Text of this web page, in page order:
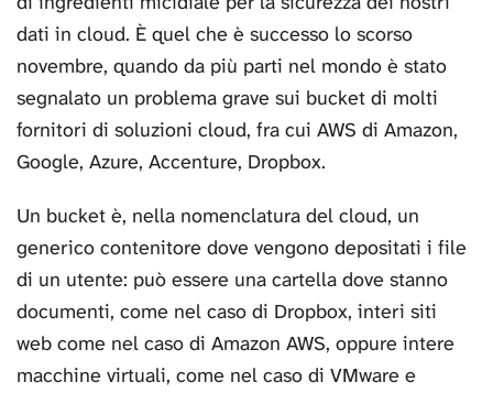
dati in cloud. È quel che è successo lo scorso
novembre, quando da più parti nel mondo è stato
segnalato un problema grave sui bucket di molti
fornitori di soluzioni cloud, fra cui AWS di Amazon,
Google, Azure, Accenture, Dropbox.
Un bucket è, nella nomenclatura del cloud, un
generico contenitore dove vengono depositati i file
di un utente: può essere una cartella dove stanno
documenti, come nel caso di Dropbox, interi siti
web come nel caso di Amazon AWS, oppure intere
macchine virtuali, come nel caso di VMware e